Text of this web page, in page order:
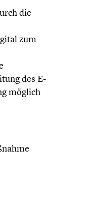
die
zum
des E-
möglich